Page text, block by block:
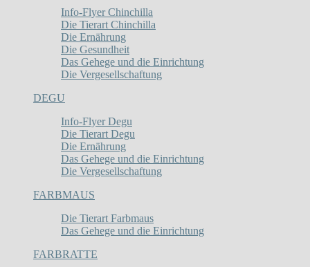
Info-Flyer Chinchilla
Die Tierart Chinchilla
Die Ernährung
Die Gesundheit
Das Gehege und die Einrichtung
Die Vergesellschaftung
DEGU
Info-Flyer Degu
Die Tierart Degu
Die Ernährung
Das Gehege und die Einrichtung
Die Vergesellschaftung
FARBMAUS
Die Tierart Farbmaus
Das Gehege und die Einrichtung
FARBRATTE